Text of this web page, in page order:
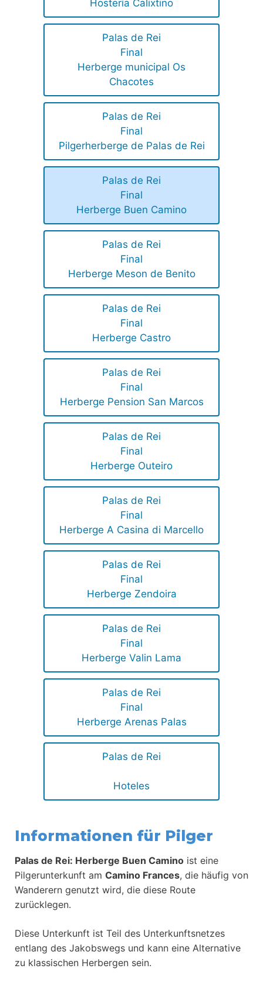
Hostería Calixtino
Palas de Rei
Final
Herberge municipal Os
Chacotes
Palas de Rei
Final
Pilgerherberge de Palas de Rei
Palas de Rei
Final
Herberge Buen Camino
Palas de Rei
Final
Herberge Meson de Benito
Palas de Rei
Final
Herberge Castro
Palas de Rei
Final
Herberge Pension San Marcos
Palas de Rei
Final
Herberge Outeiro
Palas de Rei
Final
Herberge A Casina di Marcello
Palas de Rei
Final
Herberge Zendoira
Palas de Rei
Final
Herberge Valin Lama
Palas de Rei
Final
Herberge Arenas Palas
Palas de Rei
Hoteles
Informationen für Pilger
Palas de Rei: Herberge Buen Camino ist eine
Pilgerunterkunft am Camino Frances, die häufig von
Wanderern genutzt wird, die diese Route
zurücklegen.
Diese Unterkunft ist Teil des Unterkunftsnetzes
entlang des Jakobswegs und kann eine Alternative
zu klassischen Herbergen sein.